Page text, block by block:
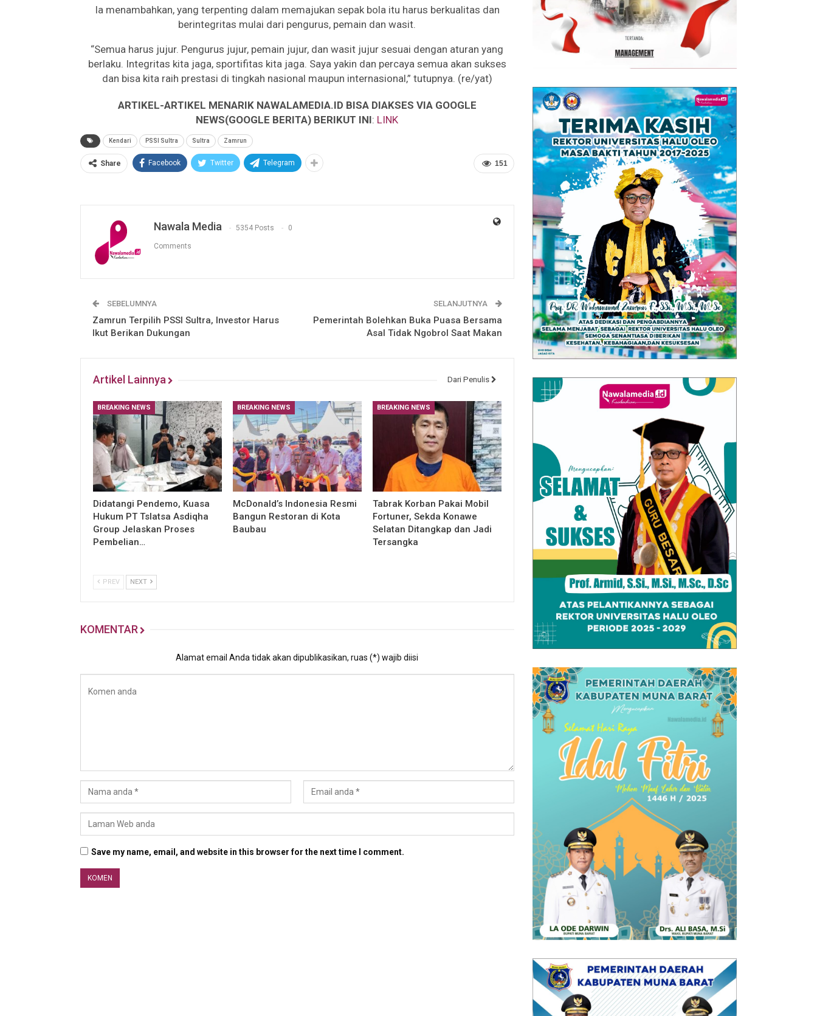
Ia menambahkan, yang terpenting dalam memajukan sepak bola itu harus berkualitas dan
berintegritas mulai dari pengurus, pemain dan wasit.
“Semua harus jujur. Pengurus jujur, pemain jujur, dan wasit jujur sesuai dengan aturan yang
berlaku. Integritas kita jaga, sportifitas kita jaga. Saya yakin dan percaya semua akan sukses
dan bisa kita raih prestasi di tingkah nasional maupun internasional,” tutupnya. (re/yat)
ARTIKEL-ARTIKEL MENARIK NAWALAMEDIA.ID BISA DIAKSES VIA GOOGLE
NEWS(GOOGLE BERITA) BERIKUT INI: LINK
Kendari PSSI Sultra Sultra Zamrun
151
Share Facebook Twitter Telegram
Nawala Media 5354 Posts 0
Comments
SEBELUMNYA
Zamrun Terpilih PSSI Sultra, Investor Harus
Ikut Berikan Dukungan
SELANJUTNYA
Pemerintah Bolehkan Buka Puasa Bersama
Asal Tidak Ngobrol Saat Makan
Artikel Lainnya Dari Penulis
BREAKING NEWS
Didatangi Pendemo, Kuasa
Hukum PT Tslatsa Asdiqha
Group Jelaskan Proses
Pembelian…
BREAKING NEWS
McDonald’s Indonesia Resmi
Bangun Restoran di Kota
Baubau
BREAKING NEWS
Tabrak Korban Pakai Mobil
Fortuner, Sekda Konawe
Selatan Ditangkap dan Jadi
Tersangka
PREV NEXT
KOMENTAR
Alamat email Anda tidak akan dipublikasikan, ruas (*) wajib diisi
Save my name, email, and website in this browser for the next time I comment.